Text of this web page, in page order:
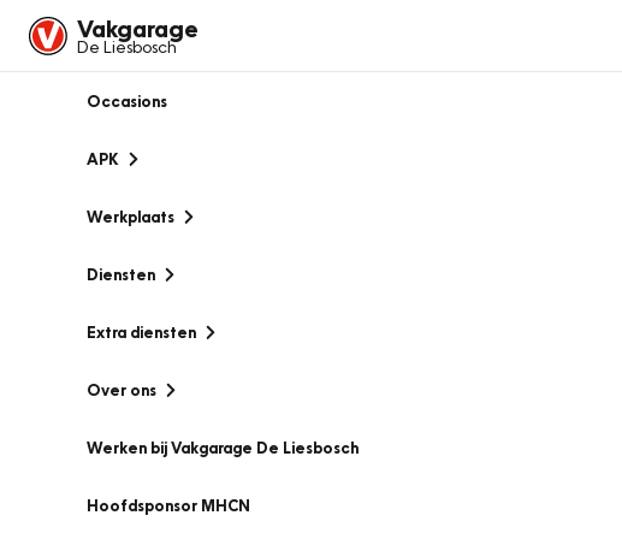
Vakgarage
De Liesbosch
Occasions
APK
Werkplaats
Diensten
Extra diensten
Over ons
Werken bij Vakgarage De Liesbosch
Hoofdsponsor MHCN